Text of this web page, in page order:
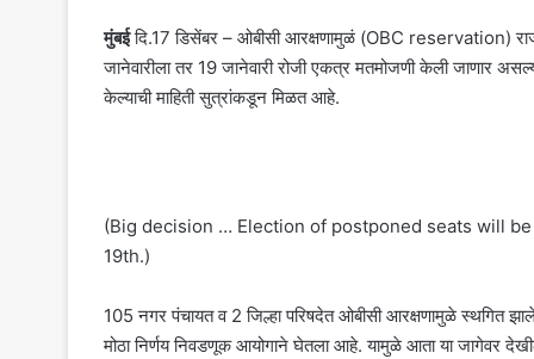
मुंबईदि.17 डिसेंबर – ओबीसी आरक्षणामुळं (OBC reservation)
जानेवारीला तर 19 जानेवारी रोजी एकत्र मतमोजणी केली
केल्याची माहिती सुत्रांकडून मिळत आहे.
(Big decision … Election of postponed seats will
19th.)
105 नगर पंचायत व 2 जिल्हा परिषदेत ओबीसी आरक्षणामुळे स्थगित
मोठा निर्णय निवडणूक आयोगाने घेतला आहे. यामुळे आता या जागेवर